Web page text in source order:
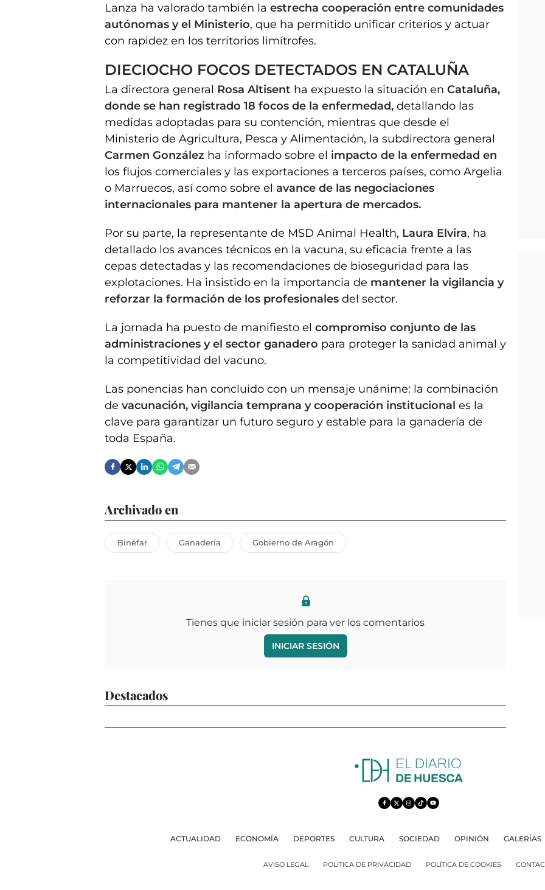
Lanza ha valorado también la estrecha cooperación entre comunidades
autónomas y el Ministerio, que ha permitido unificar criterios y actuar
con rapidez en los territorios limítrofes.
DIECIOCHO FOCOS DETECTADOS EN CATALUÑA
La directora general Rosa Altisent ha expuesto la situación en Cataluña,
donde se han registrado 18 focos de la enfermedad, detallando las
medidas adoptadas para su contención, mientras que desde el
Ministerio de Agricultura, Pesca y Alimentación, la subdirectora general
Carmen González ha informado sobre el impacto de la enfermedad en
los flujos comerciales y las exportaciones a terceros países, como Argelia
o Marruecos, así como sobre el avance de las negociaciones
internacionales para mantener la apertura de mercados.
Por su parte, la representante de MSD Animal Health, Laura Elvira, ha
detallado los avances técnicos en la vacuna, su eficacia frente a las
cepas detectadas y las recomendaciones de bioseguridad para las
explotaciones. Ha insistido en la importancia de mantener la vigilancia y
reforzar la formación de los profesionales del sector.
La jornada ha puesto de manifiesto el compromiso conjunto de las
administraciones y el sector ganadero para proteger la sanidad animal y
la competitividad del vacuno.
Las ponencias han concluido con un mensaje unánime: la combinación
de vacunación, vigilancia temprana y cooperación institucional es la
clave para garantizar un futuro seguro y estable para la ganadería de
toda España.
Archivado en
Binéfar Ganadería Gobierno de Aragón
Tienes que iniciar sesión para ver los comentarios
INICIAR SESIÓN
Destacados
ACTUALIDAD ECONOMÍA DEPORTES CULTURA SOCIEDAD OPINIÓN GALERÍAS
AVISO LEGAL POLÍTICA DE PRIVACIDAD POLÍTICA DE COOKIES